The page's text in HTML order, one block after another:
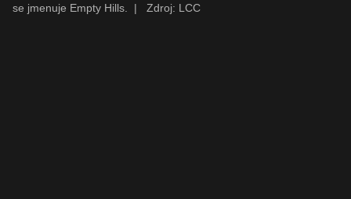
se jmenuje Empty Hills.
| Zdroj: LCC